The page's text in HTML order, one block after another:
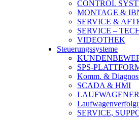
CONTROL
MONTAGE &
SERVICE &
SERVICE –
VIDEOTHEK
Steuerungssysteme
SPS-
Komm. &
SCADA & HMI
SERVICE,